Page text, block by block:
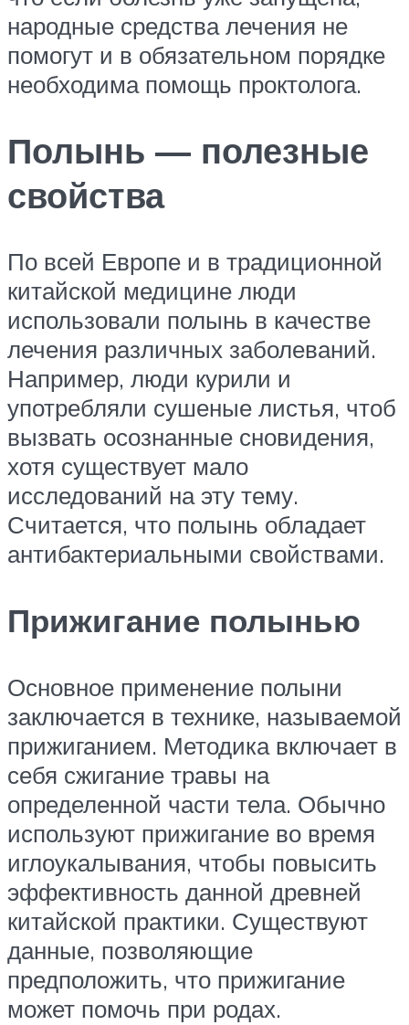
народные средства лечения не
помогут и в обязательном порядке
необходима помощь проктолога.
Полынь — полезные
свойства
По всей Европе и в традиционной
китайской медицине люди
использовали полынь в качестве
лечения различных заболеваний.
Например, люди курили и
употребляли сушеные листья, чтоб
вызвать осознанные сновидения,
хотя существует мало
исследований на эту тему.
Считается, что полынь обладает
антибактериальными свойствами.
Прижигание полынью
Основное применение полыни
заключается в технике, называемой
прижиганием. Методика включает в
себя сжигание травы на
определенной части тела. Обычно
используют прижигание во время
иглоукалывания, чтобы повысить
эффективность данной древней
китайской практики. Существуют
данные, позволяющие
предположить, что прижигание
может помочь при родах.